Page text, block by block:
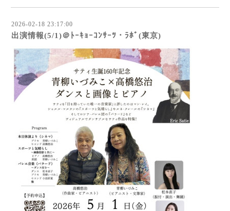
2026-02-18 23:17:00
出演情報(5/1)＠ﾄｰｷｮｰｺﾝｻｰﾂ・ﾗﾎﾞ(東京)